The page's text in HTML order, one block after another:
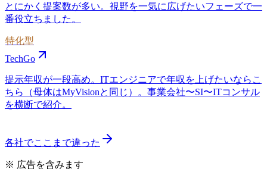
とにかく提案数が多い。視野を一気に広げたいフェーズで一
番役立ちました。
特化型
TechGo
提示年収が一段高め。ITエンジニアで年収を上げたいならこ
ちら（母体はMyVisionと同じ）。事業会社〜SI〜ITコンサル
を横断で紹介。
各社でここまで違った
※ 広告を含みます